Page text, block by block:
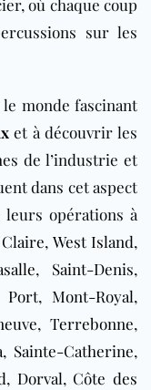
où chaque coup
sur les
monde fascinant
et à découvrir les
de l’industrie et
dans cet aspect
leurs opérations à
, West Island,
, Saint-Denis,
Port, Mont-Royal,
, Terrebonne,
, Sainte-Catherine,
, Dorval, Côte des